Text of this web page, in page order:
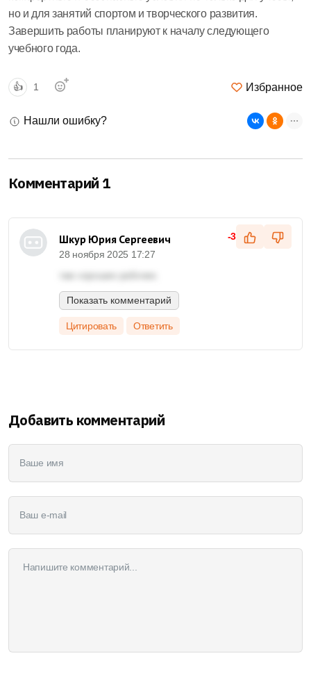
но и для занятий спортом и творческого развития.
Завершить работы планируют к началу следующего
учебного года.
👍 1 Избранное
Нашли ошибку?
Комментарий 1
Шкур Юрия Сергеевич
28 ноября 2025 17:27
-3
Показать комментарий
Цитировать Ответить
Добавить комментарий